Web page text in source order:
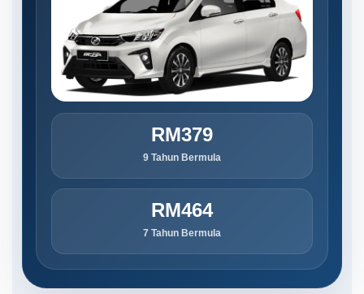
RM379
9 Tahun Bermula
RM464
7 Tahun Bermula